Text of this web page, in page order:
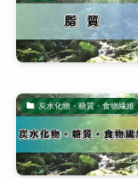
炭水化物・糖質・食物繊維